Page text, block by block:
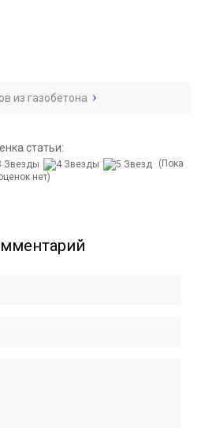
из газобетона
статьи:
(Пока
нет)